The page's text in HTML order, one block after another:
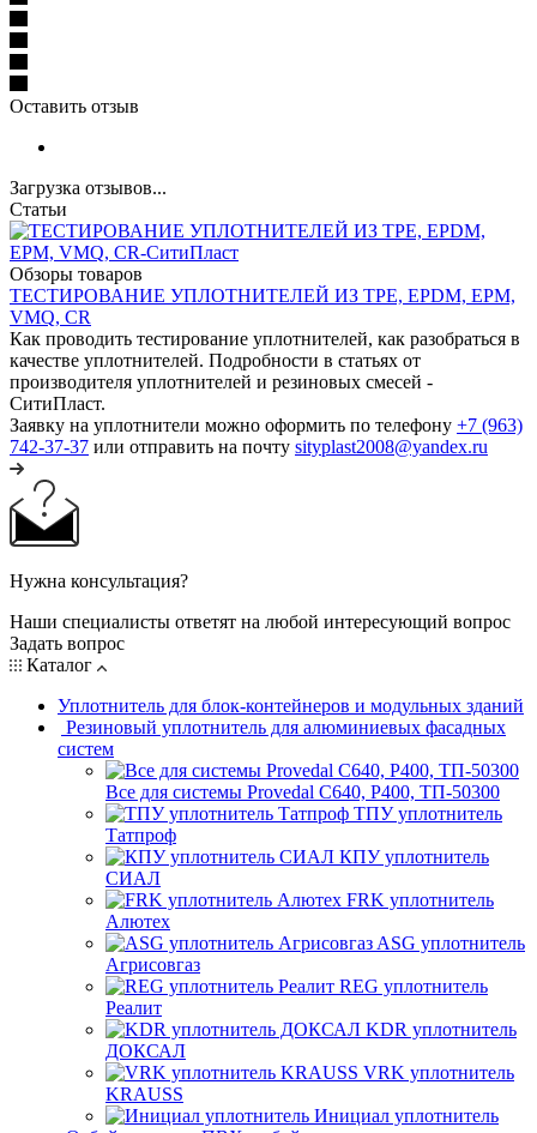
Оставить отзыв
Загрузка отзывов...
Статьи
Обзоры товаров
ТЕСТИРОВАНИЕ УПЛОТНИТЕЛЕЙ ИЗ TPE, EPDM, EPM,
VMQ, CR
Как проводить тестирование уплотнителей, как разобраться в
качестве уплотнителей. Подробности в статьях от
производителя уплотнителей и резиновых смесей -
СитиПласт.
Заявку на уплотнители можно оформить по телефону +7 (963)
742-37-37 или отправить на почту sityplast2008@yandex.ru
Нужна консультация?
Наши специалисты ответят на любой интересующий вопрос
Задать вопрос
Каталог
Уплотнитель для блок-контейнеров и модульных зданий
Резиновый уплотнитель для алюминиевых фасадных
систем
Все для системы Provedal С640, Р400, ТП-50300
ТПУ уплотнитель
Татпроф
КПУ уплотнитель
СИАЛ
FRK уплотнитель
Алютех
ASG уплотнитель
Агрисовгаз
REG уплотнитель
Реалит
KDR уплотнитель
ДОКСАЛ
VRK уплотнитель
KRAUSS
Инициал уплотнитель